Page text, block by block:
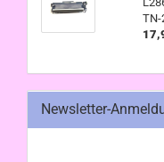
TN-
Newsletter-